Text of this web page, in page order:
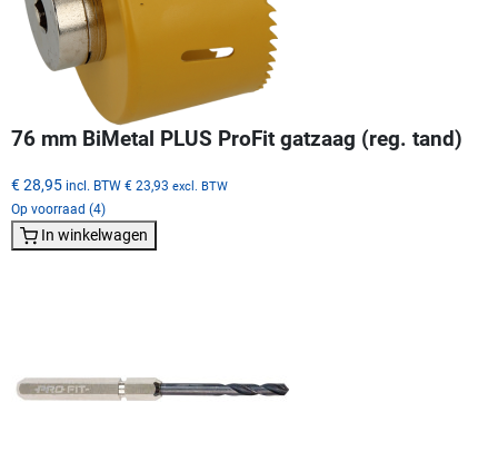
76 mm BiMetal PLUS ProFit gatzaag (reg. tand)
€ 28,95 incl. BTW € 23,93 excl. BTW
Op voorraad (4)
In winkelwagen